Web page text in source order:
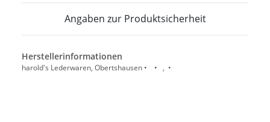
Angaben zur Produktsicherheit
Herstellerinformationen
harold's Lederwaren, Obertshausen • • , •